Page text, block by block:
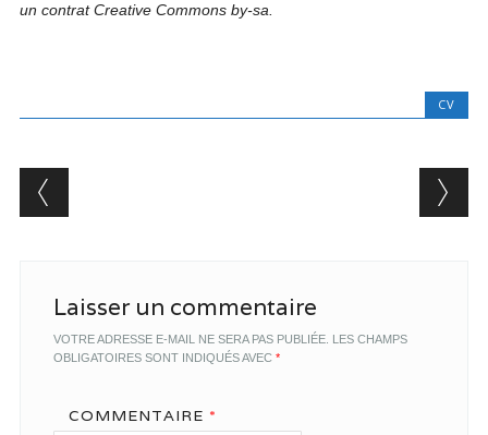
un contrat Creative Commons by-sa.
CV
Post navigation
Laisser un commentaire
VOTRE ADRESSE E-MAIL NE SERA PAS PUBLIÉE. LES CHAMPS
OBLIGATOIRES SONT INDIQUÉS AVEC *
COMMENTAIRE *